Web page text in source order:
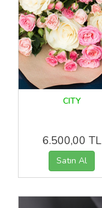
CITY
6.500,00 TL